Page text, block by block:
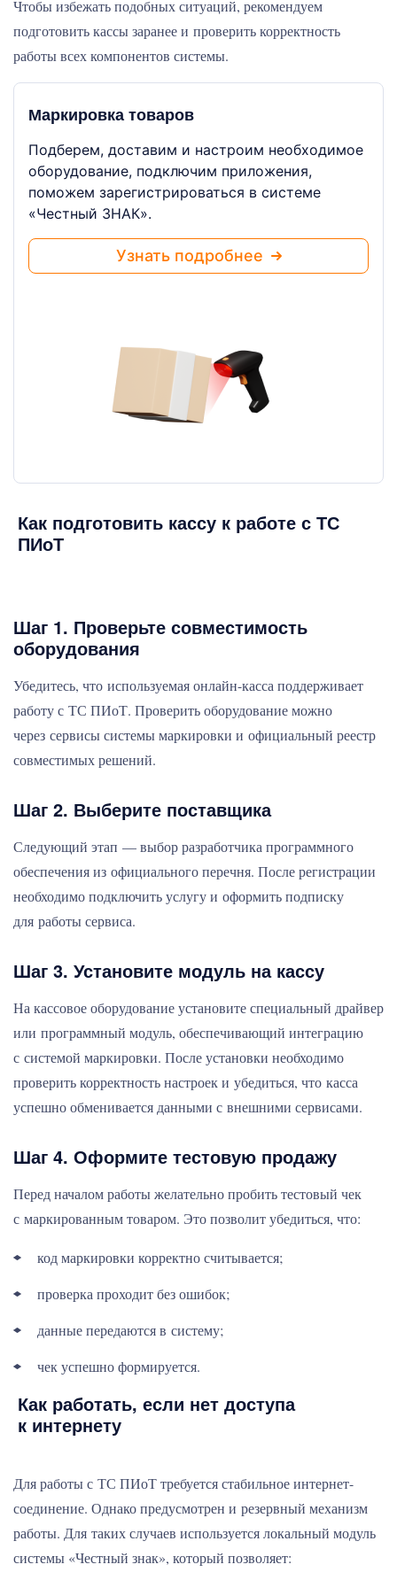
Чтобы избежать подобных ситуаций, рекомендуем
подготовить кассы заранее и проверить корректность
работы всех компонентов системы.
Маркировка товаров
Подберем, доставим и настроим необходимое
оборудование, подключим приложения,
поможем зарегистрироваться в системе
«Честный ЗНАК».
Узнать подробнее
Как подготовить кассу к работе с ТС
ПИоТ
Шаг 1. Проверьте совместимость
оборудования
Убедитесь, что используемая онлайн-касса поддерживает
работу с ТС ПИоТ. Проверить оборудование можно
через сервисы системы маркировки и официальный реестр
совместимых решений.
Шаг 2. Выберите поставщика
Следующий этап — выбор разработчика программного
обеспечения из официального перечня. После регистрации
необходимо подключить услугу и оформить подписку
для работы сервиса.
Шаг 3. Установите модуль на кассу
На кассовое оборудование установите специальный драйвер
или программный модуль, обеспечивающий интеграцию
с системой маркировки. После установки необходимо
проверить корректность настроек и убедиться, что касса
успешно обменивается данными с внешними сервисами.
Шаг 4. Оформите тестовую продажу
Перед началом работы желательно пробить тестовый чек
с маркированным товаром. Это позволит убедиться, что:
код маркировки корректно считывается;
проверка проходит без ошибок;
данные передаются в систему;
чек успешно формируется.
Как работать, если нет доступа
к интернету
Для работы с ТС ПИоТ требуется стабильное интернет-
соединение. Однако предусмотрен и резервный механизм
работы. Для таких случаев используется локальный модуль
системы «Честный знак», который позволяет: